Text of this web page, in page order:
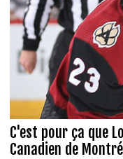
C'est pour ça que
Canadien de